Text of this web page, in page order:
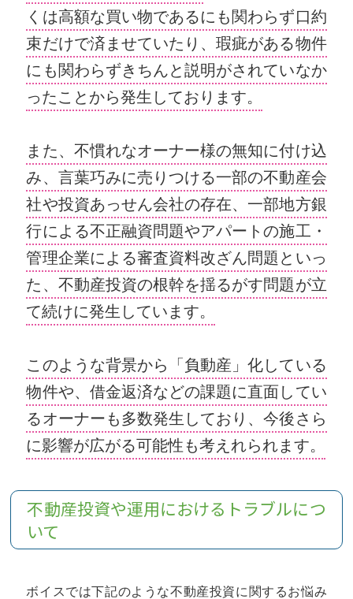
くは高額な買い物であるにも関わらず口約
束だけで済ませていたり、瑕疵がある物件
にも関わらずきちんと説明がされていなか
ったことから発生しております。
また、不慣れなオーナー様の無知に付け込
み、言葉巧みに売りつける一部の不動産会
社や投資あっせん会社の存在、一部地方銀
行による不正融資問題やアパートの施工・
管理企業による審査資料改ざん問題といっ
た、不動産投資の根幹を揺るがす問題が立
て続けに発生しています。
このような背景から「負動産」化している
物件や、借金返済などの課題に直面してい
るオーナーも多数発生しており、今後さら
に影響が広がる可能性も考えれられます。
不動産投資や運用におけるトラブルにつ
いて
ボイスでは下記のような不動産投資に関するお悩み